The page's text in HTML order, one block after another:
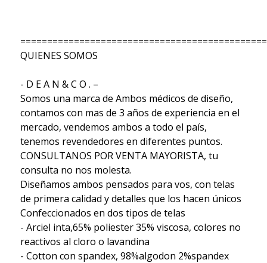
QUIENES SOMOS
- D E A N & C O . –
Somos una marca de Ambos médicos de diseño,
contamos con mas de 3 años de experiencia en el
mercado, vendemos ambos a todo el país,
tenemos revendedores en diferentes puntos.
CONSULTANOS POR VENTA MAYORISTA, tu
consulta no nos molesta.
Diseñamos ambos pensados para vos, con telas
de primera calidad y detalles que los hacen únicos
Confeccionados en dos tipos de telas
- Arciel inta,65% poliester 35% viscosa, colores no
reactivos al cloro o lavandina
- Cotton con spandex, 98%algodon 2%spandex